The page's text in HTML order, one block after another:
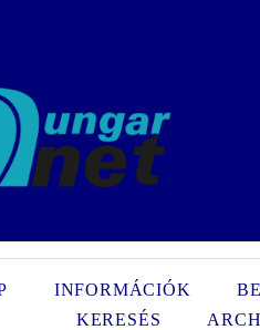
INFORMÁCIÓK
KERESÉS